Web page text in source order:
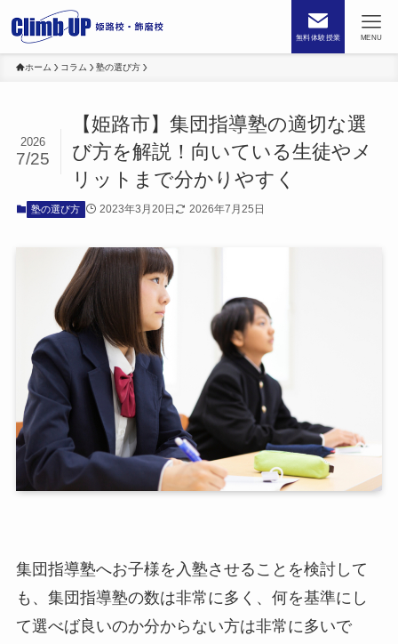
無料体験授業 MENU
ホーム コラム 塾の選び方
【姫路市】集団指導塾の適切な選
び方を解説！向いている生徒やメ
リットまで分かりやすく
2026
7/25
塾の選び方 2023年3月20日 2026年7月25日
集団指導塾へお子様を入塾させることを検討して
も、集団指導塾の数は非常に多く、何を基準にし
て選べば良いのか分からない方は非常に多いで